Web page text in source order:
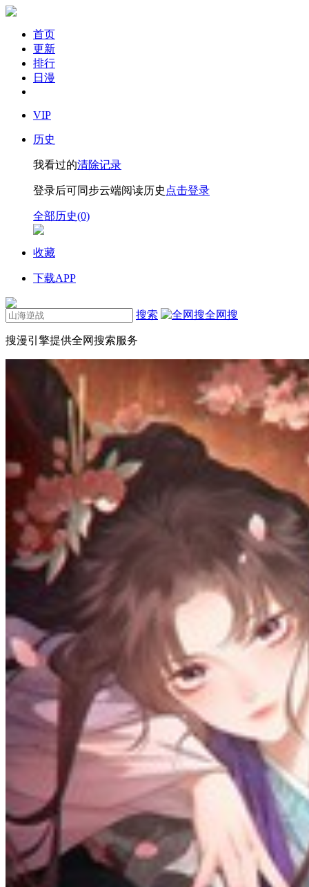
首页
更新
排行
日漫
VIP
历史
我看过的清除记录
登录后可同步云端阅读历史 点击登录
全部历史(0)
收藏
下载APP
搜索 全网搜
搜漫引擎提供全网搜索服务